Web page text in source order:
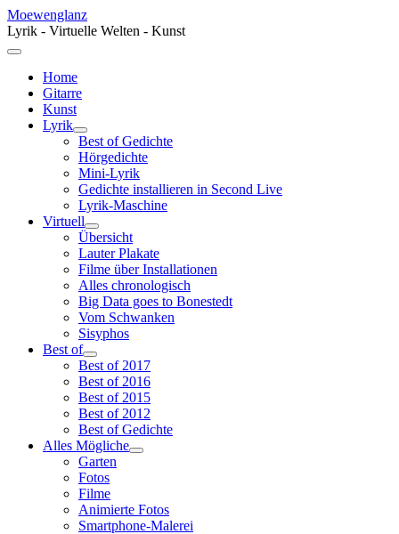
Moewenglanz
Lyrik - Virtuelle Welten - Kunst
Home
Gitarre
Kunst
Lyrik
Best of Gedichte
Hörgedichte
Mini-Lyrik
Gedichte installieren in Second Live
Lyrik-Maschine
Virtuell
Übersicht
Lauter Plakate
Filme über Installationen
Alles chronologisch
Big Data goes to Bonestedt
Vom Schwanken
Sisyphos
Best of
Best of 2017
Best of 2016
Best of 2015
Best of 2012
Best of Gedichte
Alles Mögliche
Garten
Fotos
Filme
Animierte Fotos
Smartphone-Malerei